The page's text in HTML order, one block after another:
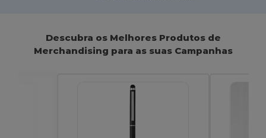
Descubra os Melhores Produtos de
Merchandising para as suas Campanhas